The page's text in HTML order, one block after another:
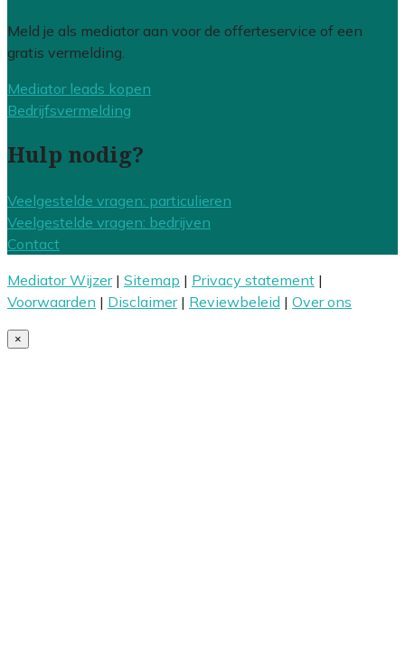
Meld je als mediator aan voor de offerteservice of een
gratis vermelding.
Mediator leads kopen
Bedrijfsvermelding
Hulp nodig?
Veelgestelde vragen: particulieren
Veelgestelde vragen: bedrijven
Contact
Mediator Wijzer| Sitemap | Privacy statement |
Voorwaarden | Disclaimer| Reviewbeleid | Over ons
×